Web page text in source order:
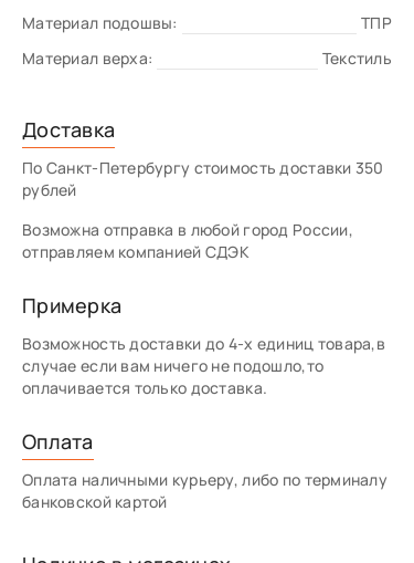
Материал подошвы:
ТПР
Материал верха:
Текстиль
Доставка
По Санкт-Петербургу стоимость доставки 350
рублей
Возможна отправка в любой город России,
отправляем компанией СДЭК
Примерка
Возможность доставки до 4-х единиц товара,в
случае если вам ничего не подошло,то
оплачивается только доставка.
Оплата
Оплата наличными курьеру, либо по терминалу
банковской картой